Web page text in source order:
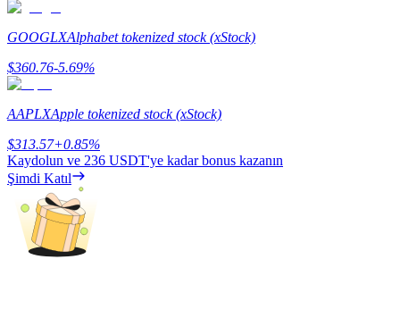
Deposit CASHCAT & Win
Share 500000 CASHCAT prize pool
Exclusive for BitMart Users
Register & Trade to Win 500,000 USDT
GOOGLXAlphabet tokenized stock (xStock)
$360.76-5.69%
AAPLXApple tokenized stock (xStock)
$313.57+0.85%
Kaydolun ve 236 USDT'ye kadar bonus kazanın
Şimdi Katıl